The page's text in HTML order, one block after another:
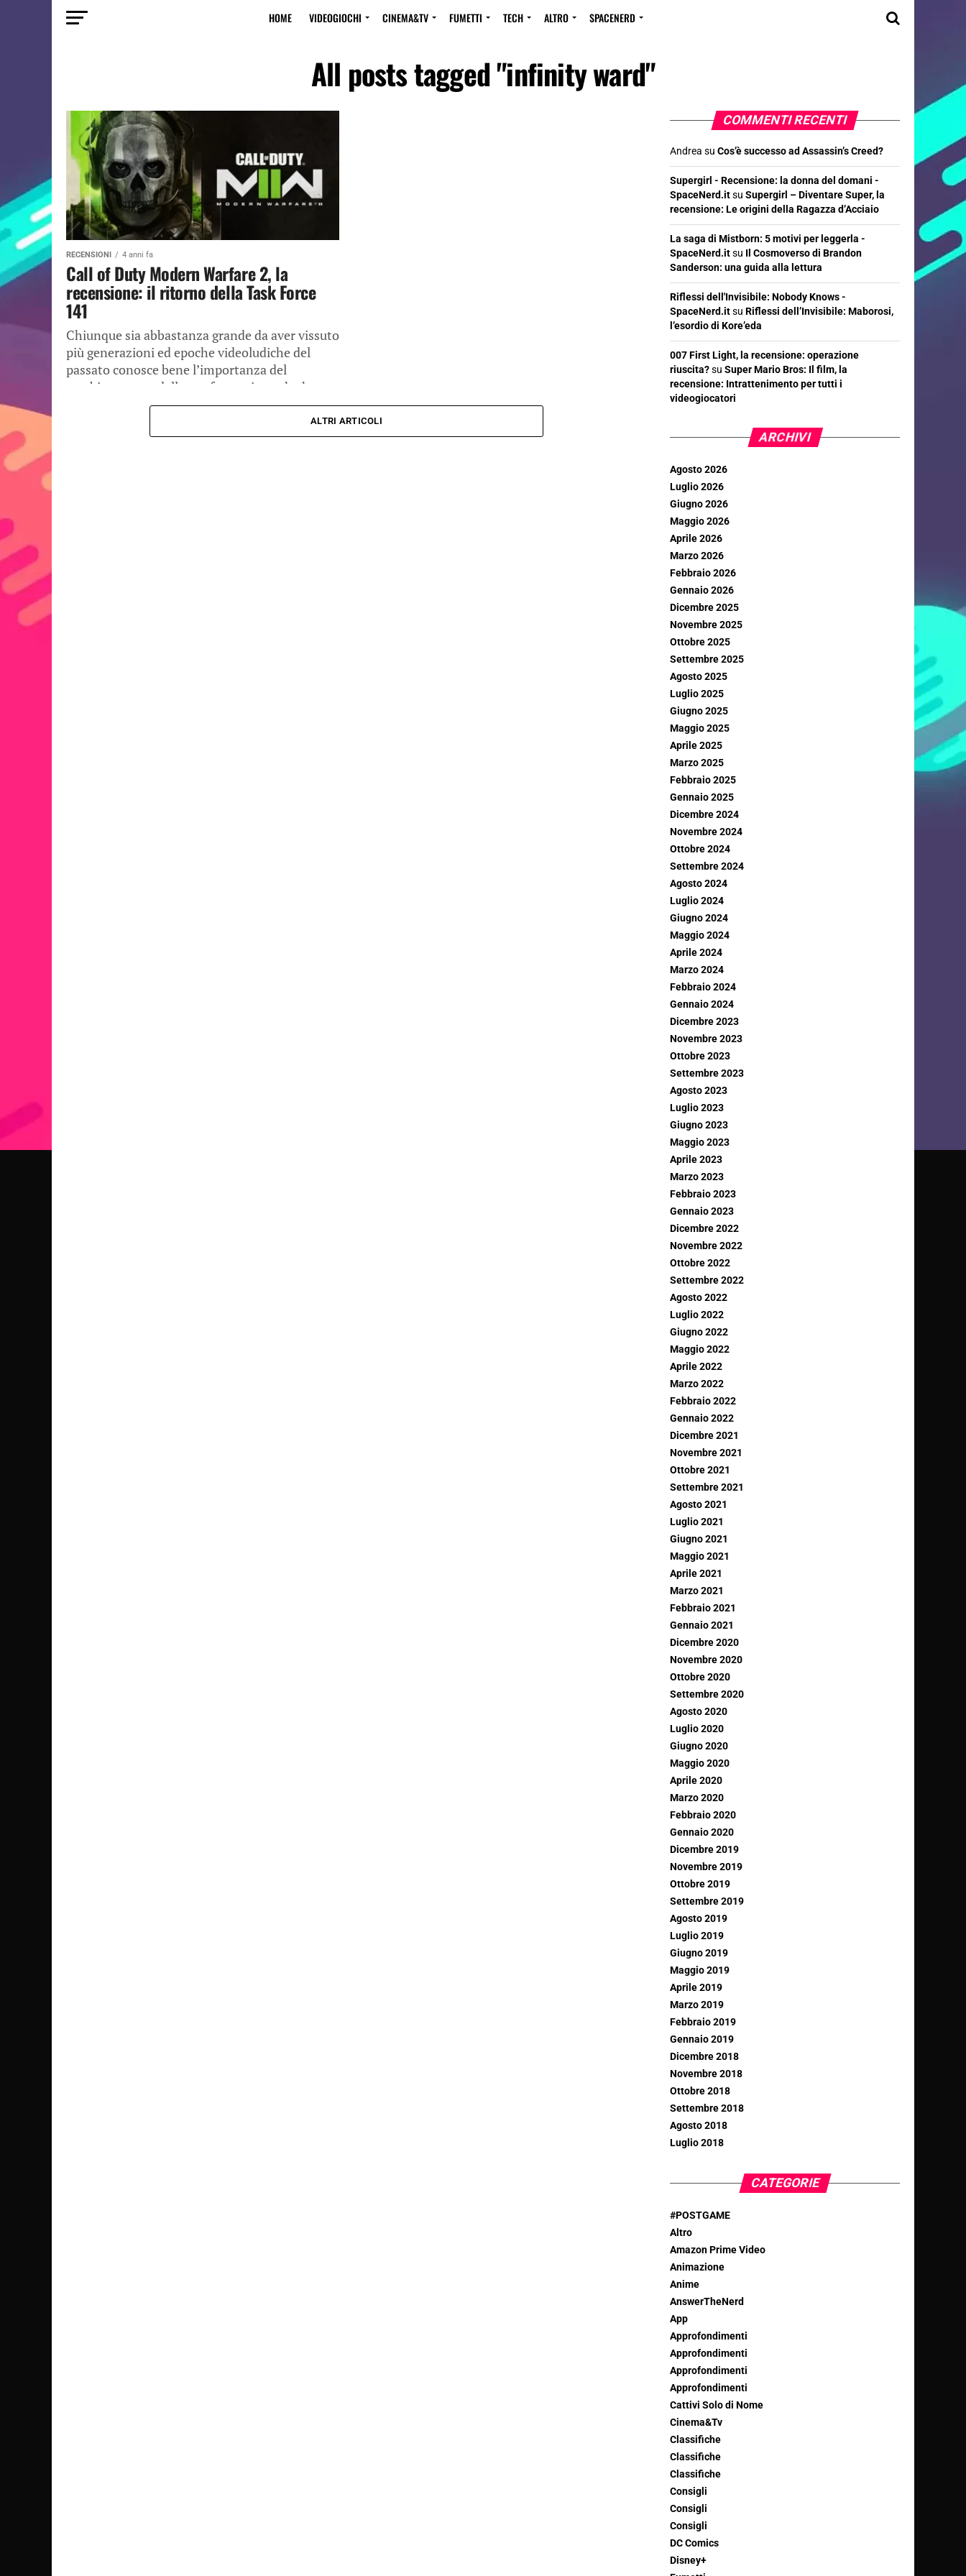
HOME VIDEOGIOCHI CINEMA&TV FUMETTI TECH ALTRO SPACENERD
All posts tagged "infinity ward"
RECENSIONI 4 anni fa
Call of Duty Modern Warfare 2, la
recensione: il ritorno della Task Force
141
Chiunque sia abbastanza grande da aver vissuto
più generazioni ed epoche videoludiche del
passato conosce bene l’importanza del
cambiamento e della trasformazione che hanno
ALTRI ARTICOLI
COMMENTI RECENTI
Andrea su Cos’è successo ad Assassin’s Creed?
Supergirl - Recensione: la donna del domani -
SpaceNerd.itsu Supergirl – Diventare Super, la
recensione: Le origini della Ragazza d’Acciaio
La saga di Mistborn: 5 motivi per leggerla -
SpaceNerd.itsu Il Cosmoverso di Brandon
Sanderson: una guida alla lettura
Riflessi dell'Invisibile: Nobody Knows -
SpaceNerd.itsu Riflessi dell’Invisibile: Maborosi,
l’esordio di Kore’eda
007 First Light, la recensione: operazione
riuscita?su Super Mario Bros: Il film, la
recensione: Intrattenimento per tutti i
videogiocatori
ARCHIVI
Agosto 2026
Luglio 2026
Giugno 2026
Maggio 2026
Aprile 2026
Marzo 2026
Febbraio 2026
Gennaio 2026
Dicembre 2025
Novembre 2025
Ottobre 2025
Settembre 2025
Agosto 2025
Luglio 2025
Giugno 2025
Maggio 2025
Aprile 2025
Marzo 2025
Febbraio 2025
Gennaio 2025
Dicembre 2024
Novembre 2024
Ottobre 2024
Settembre 2024
Agosto 2024
Luglio 2024
Giugno 2024
Maggio 2024
Aprile 2024
Marzo 2024
Febbraio 2024
Gennaio 2024
Dicembre 2023
Novembre 2023
Ottobre 2023
Settembre 2023
Agosto 2023
Luglio 2023
Giugno 2023
Maggio 2023
Aprile 2023
Marzo 2023
Febbraio 2023
Gennaio 2023
Dicembre 2022
Novembre 2022
Ottobre 2022
Settembre 2022
Agosto 2022
Luglio 2022
Giugno 2022
Maggio 2022
Aprile 2022
Marzo 2022
Febbraio 2022
Gennaio 2022
Dicembre 2021
Novembre 2021
Ottobre 2021
Settembre 2021
Agosto 2021
Luglio 2021
Giugno 2021
Maggio 2021
Aprile 2021
Marzo 2021
Febbraio 2021
Gennaio 2021
Dicembre 2020
Novembre 2020
Ottobre 2020
Settembre 2020
Agosto 2020
Luglio 2020
Giugno 2020
Maggio 2020
Aprile 2020
Marzo 2020
Febbraio 2020
Gennaio 2020
Dicembre 2019
Novembre 2019
Ottobre 2019
Settembre 2019
Agosto 2019
Luglio 2019
Giugno 2019
Maggio 2019
Aprile 2019
Marzo 2019
Febbraio 2019
Gennaio 2019
Dicembre 2018
Novembre 2018
Ottobre 2018
Settembre 2018
Agosto 2018
Luglio 2018
CATEGORIE
#POSTGAME
Altro
Amazon Prime Video
Animazione
Anime
AnswerTheNerd
App
Approfondimenti
Approfondimenti
Approfondimenti
Approfondimenti
Cattivi Solo di Nome
Cinema&Tv
Classifiche
Classifiche
Classifiche
Consigli
Consigli
Consigli
DC Comics
Disney+